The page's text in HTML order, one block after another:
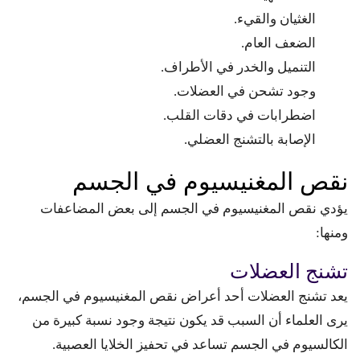
الغثيان والقيء.
الضعف العام.
التنميل والخدر في الأطراف.
وجود تشحن في العضلات.
اضطرابات في دقات القلب.
الإصابة بالتشنج العضلي.
نقص المغنيسيوم في الجسم
يؤدي نقص المغنيسيوم في الجسم إلى بعض المضاعفات
ومنها:
تشنج العضلات
يعد تشنج العضلات أحد أعراض نقص المغنيسيوم في الجسم،
يرى العلماء أن السبب قد يكون نتيجة وجود نسبة كبيرة من
الكالسيوم في الجسم تساعد في تحفيز الخلايا العصبية.